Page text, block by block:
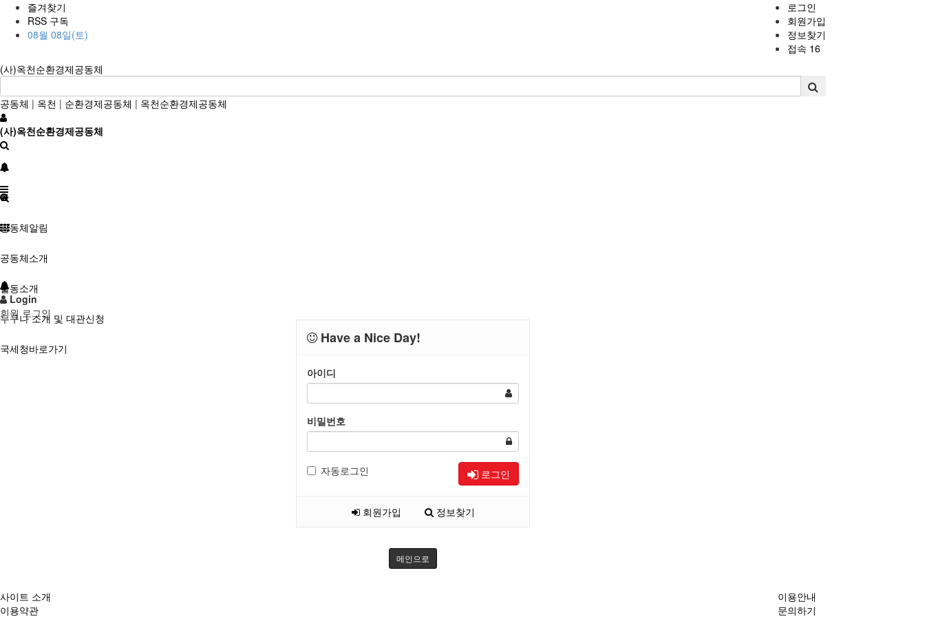
즐겨찾기
RSS 구독
08월 08일(토)
로그인
회원가입
정보찾기
접속 16
(사)옥천순환경제공동체
공동체 | 옥천 | 순환경제공동체 | 옥천순환경제공동체
(사)옥천순환경제공동체
공동체알림
공동체소개
활동소개
누구나 소개 및 대관신청
국세청바로가기
Login
회원 로그인
Have a Nice Day!
아이디
비밀번호
자동로그인 로그인
회원가입 정보찾기
메인으로
사이트 소개
이용약관
이용안내
문의하기